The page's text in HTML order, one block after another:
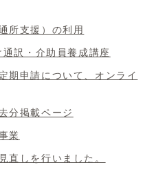
所支援）の利用
訳・介助員養成講座
期申請について、オンライ
分掲載ページ
業
直しを行いました。